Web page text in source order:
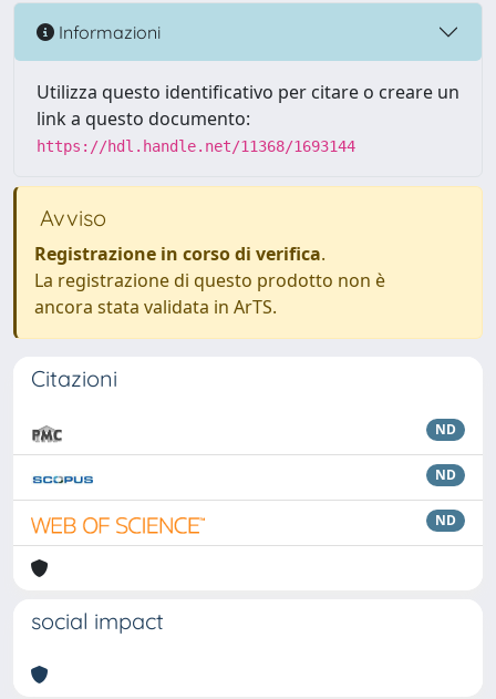
Informazioni
Utilizza questo identificativo per citare o creare un
link a questo documento:
https://hdl.handle.net/11368/1693144
Avviso
Registrazione in corso di verifica.
La registrazione di questo prodotto non è
ancora stata validata in ArTS.
Citazioni
ND
ND
ND
social impact